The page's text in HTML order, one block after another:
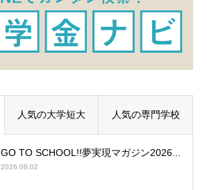
人気の大学短大 人気の専門学校
GO TO SCHOOL!!夢実現マガジン2026...
2026.08.02